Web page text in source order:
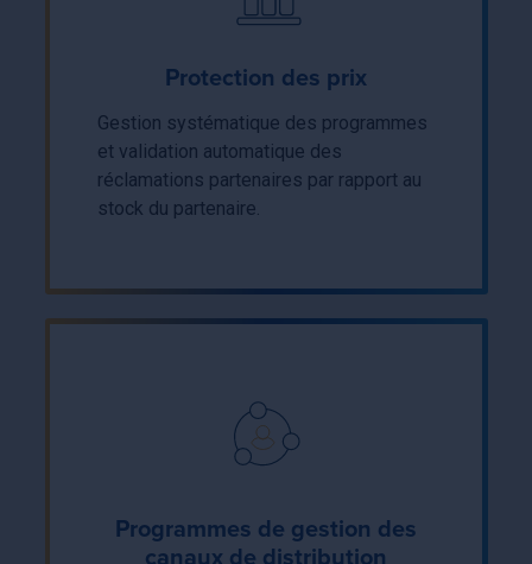
Protection des prix
Gestion systématique des programmes
et validation automatique des
réclamations partenaires par rapport au
stock du partenaire.
Programmes de gestion des
canaux de distribution